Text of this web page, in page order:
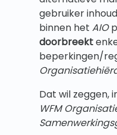
gebruiker
binnen het AIO
doorbreekt
beperkingen/
Dat wil zeggen,
WFM